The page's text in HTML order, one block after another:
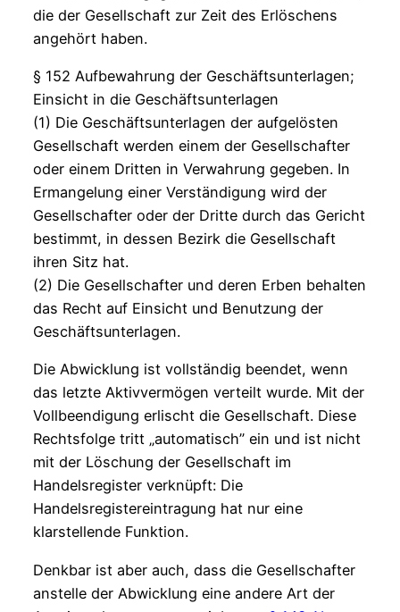
die der Gesellschaft zur Zeit des Erlöschens
angehört haben.
§ 152 Aufbewahrung der Geschäftsunterlagen;
Einsicht in die Geschäftsunterlagen
(1) Die Geschäftsunterlagen der aufgelösten
Gesellschaft werden einem der Gesellschafter
oder einem Dritten in Verwahrung gegeben. In
Ermangelung einer Verständigung wird der
Gesellschafter oder der Dritte durch das Gericht
bestimmt, in dessen Bezirk die Gesellschaft
ihren Sitz hat.
(2) Die Gesellschafter und deren Erben behalten
das Recht auf Einsicht und Benutzung der
Geschäftsunterlagen.
Die Abwicklung ist vollständig beendet, wenn
das letzte Aktivvermögen verteilt wurde. Mit der
Vollbeendigung erlischt die Gesellschaft. Diese
Rechtsfolge tritt „automatisch” ein und ist nicht
mit der Löschung der Gesellschaft im
Handelsregister verknüpft: Die
Handelsregistereintragung hat nur eine
klarstellende Funktion.
Denkbar ist aber auch, dass die Gesellschafter
anstelle der Abwicklung eine andere Art der